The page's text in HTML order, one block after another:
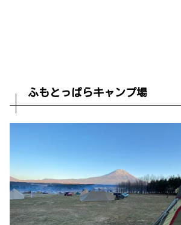
ふもとっぱらキャンプ場